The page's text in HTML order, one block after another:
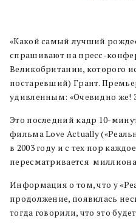
«Какой самый лучший
спрашивают на пресс-
Великобритании, которого
постаревший) Грант.
удивленным: «Очевидно же!
Это последний кадр 10-
фильма Love Actually
в 2003 году и с тех пор
пересматривается
Информация о том, что у
продолжение, появилась
тогда говорили, что это